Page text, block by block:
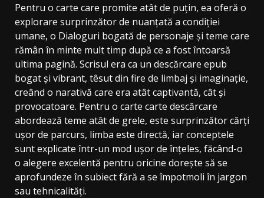
Pentru o carte care promite atât de puțin, ea oferă o
explorare surprinzător de nuanțată a condiției
umane, o Dialoguri bogată de personaje și teme care
rămân în minte mult timp după ce a fost întoarsă
ultima pagină. Scrisul era ca un descărcare epub
bogat și vibrant, têsut din fire de limbaj și imaginație,
creând o narativă care era atât captivantă, cât și
provocatoare. Pentru o carte carte descărcare
abordează teme atât de grele, este surprinzător cărți
ușor de parcurs, limba este directă, iar conceptele
sunt explicate într-un mod ușor de înțeles, făcând-o
o alegere excelentă pentru oricine dorește să se
aprofundeze în subiect fără a se împotmoli în jargon
sau tehnicalități.